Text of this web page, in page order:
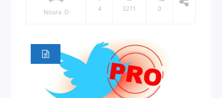
Noura .D 4 3271 0